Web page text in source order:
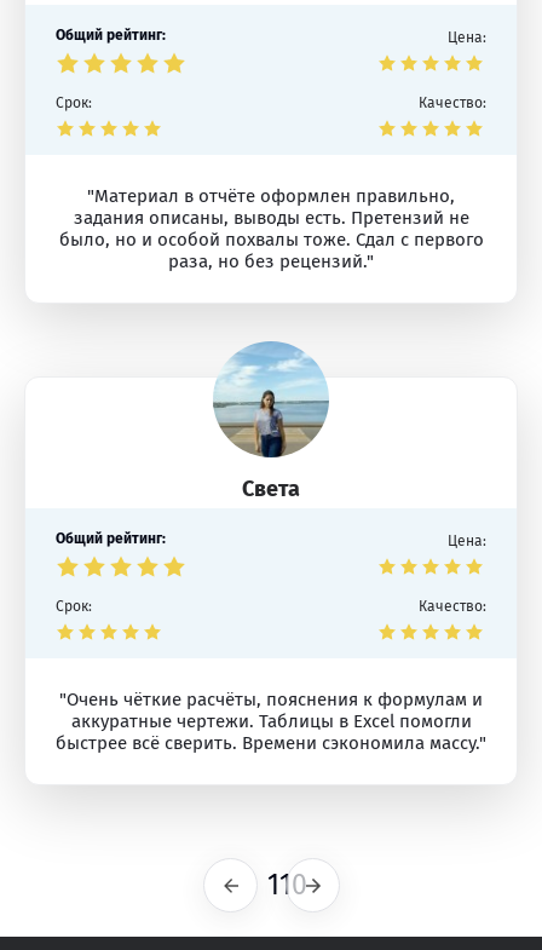
Общий рейтинг: Цена:
Срок: Качество:
"Материал в отчёте оформлен правильно,
задания описаны, выводы есть. Претензий не
было, но и особой похвалы тоже. Сдал с первого
раза, но без рецензий."
Света
Общий рейтинг: Цена:
Срок: Качество:
"Очень чёткие расчёты, пояснения к формулам и
аккуратные чертежи. Таблицы в Excel помогли
быстрее всё сверить. Времени сэкономила массу."
Предыдущая
110 Следующая